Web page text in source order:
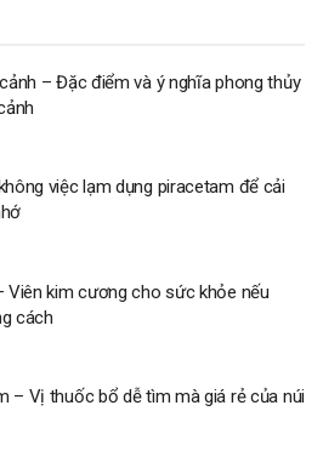
– Đặc điểm và ý nghĩa phong thủy
việc lạm dụng piracetam để cải
Viên kim cương cho sức khỏe nếu
cách
– Vị thuốc bổ dễ tìm mà giá rẻ của núi